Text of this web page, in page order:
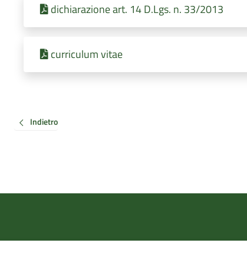
dichiarazione art. 14 D.Lgs. n. 33/2013
curriculum vitae
Indietro